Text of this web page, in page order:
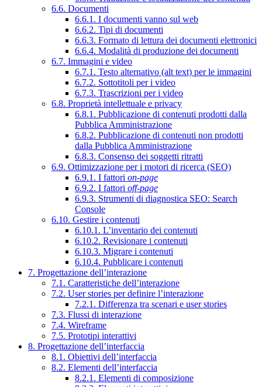
6.6. Documenti
6.6.1. I documenti vanno sul web
6.6.2. Tipi di documenti
6.6.3. Formato di lettura dei documenti elettronici
6.6.4. Modalità di produzione dei documenti
6.7. Immagini e video
6.7.1. Testo alternativo (alt text) per le immagini
6.7.2. Sottotitoli per i video
6.7.3. Trascrizioni per i video
6.8. Proprietà intellettuale e privacy
6.8.1. Pubblicazione di contenuti prodotti dalla
Pubblica Amministrazione
6.8.2. Pubblicazione di contenuti non prodotti
dalla Pubblica Amministrazione
6.8.3. Consenso dei soggetti ritratti
6.9. Ottimizzazione per i motori di ricerca (SEO)
6.9.1. I fattori on-page
6.9.2. I fattori off-page
6.9.3. Strumenti di diagnostica SEO: Search
Console
6.10. Gestire i contenuti
6.10.1. L’inventario dei contenuti
6.10.2. Revisionare i contenuti
6.10.3. Migrare i contenuti
6.10.4. Pubblicare i contenuti
7. Progettazione dell’interazione
7.1. Caratteristiche dell’interazione
7.2. User stories per definire l’interazione
7.2.1. Differenza tra scenari e user stories
7.3. Flussi di interazione
7.4. Wireframe
7.5. Prototipi interattivi
8. Progettazione dell’interfaccia
8.1. Obiettivi dell’interfaccia
8.2. Elementi dell’interfaccia
8.2.1. Elementi di composizione